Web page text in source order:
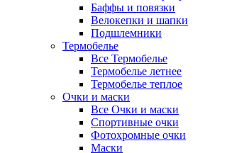
Баффы и повязки
Велокепки и шапки
Подшлемники
Термобелье
Все Термобелье
Термобелье летнее
Термобелье теплое
Очки и маски
Все Очки и маски
Спортивные очки
Фотохромные очки
Маски